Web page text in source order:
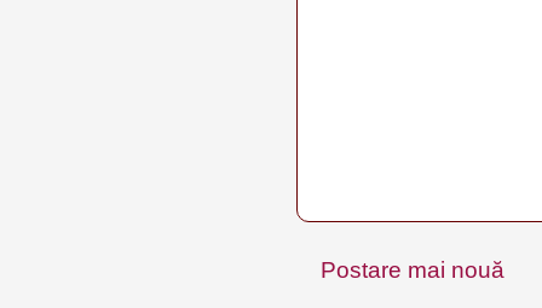
Postare mai nouă